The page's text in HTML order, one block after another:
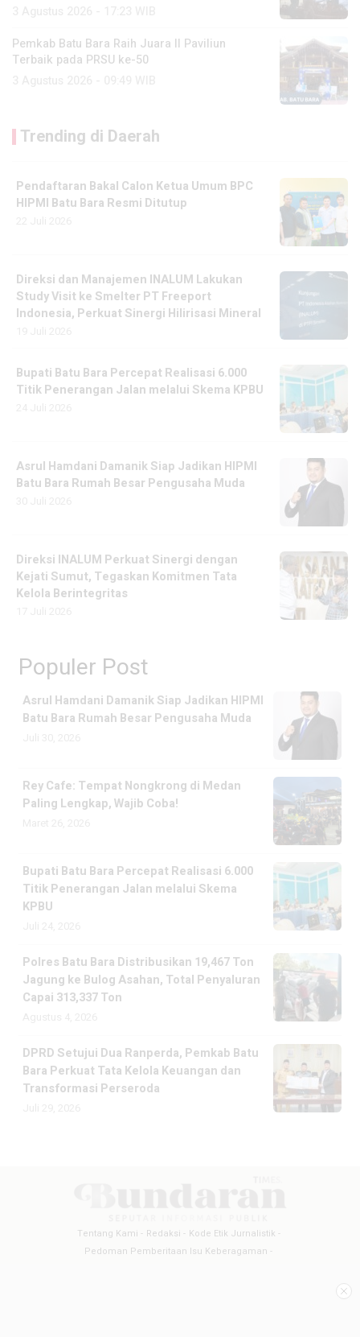
Pemkab Batu Bara Raih Juara II Paviliun
Terbaik pada PRSU ke-50
Trending di Daerah
Pendaftaran Bakal Calon Ketua Umum BPC
HIPMI Batu Bara Resmi Ditutup
Direksi dan Manajemen INALUM Lakukan
Study Visit ke Smelter PT Freeport
Indonesia, Perkuat Sinergi Hilirisasi Mineral
Bupati Batu Bara Percepat Realisasi 6.000
Titik Penerangan Jalan melalui Skema KPBU
Asrul Hamdani Damanik Siap Jadikan HIPMI
Batu Bara Rumah Besar Pengusaha Muda
Direksi INALUM Perkuat Sinergi dengan
Kejati Sumut, Tegaskan Komitmen Tata
Kelola Berintegritas
Populer Post
Asrul Hamdani Damanik Siap Jadikan HIPMI
Batu Bara Rumah Besar Pengusaha Muda
Rey Cafe: Tempat Nongkrong di Medan
Paling Lengkap, Wajib Coba!
Bupati Batu Bara Percepat Realisasi 6.000
Titik Penerangan Jalan melalui Skema
KPBU
Polres Batu Bara Distribusikan 19,467 Ton
Jagung ke Bulog Asahan, Total Penyaluran
Capai 313,337 Ton
DPRD Setujui Dua Ranperda, Pemkab Batu
Bara Perkuat Tata Kelola Keuangan dan
Transformasi Perseroda
Tentang Kami Redaksi
Kode Etik Jurnalistik
Pedoman Pemberitaan Isu Keberagaman